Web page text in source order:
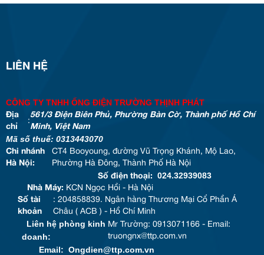
LIÊN HỆ
CÔNG TY TNHH ỐNG ĐIỆN TRƯỜNG THỊNH PHÁT
Địa
chỉ
:
561/3 Điện Biên Phủ, Phường Bàn Cờ, Thành phố Hồ Chí
Minh, Việt Nam
Mã số thuế: 0313443070
Chi nhánh
Hà Nội:
CT4 Booyoung, đường Vũ Trọng Khánh, Mộ Lao,
Phường Hà Đông, Thành Phố Hà Nội
Số điện thoại:
024.32939083
Nhà Máy: KCN Ngọc Hồi - Hà Nội
Số tài
khoản
: 204858839. Ngân hàng Thương Mại Cổ Phần Á
Châu ( ACB ) - Hồ Chí Minh
Liên hệ phòng kinh
doanh:
Mr Trường: 0913071166 - Email:
truongnx@ttp.com.vn
Email: Ongdien@ttp.com.vn